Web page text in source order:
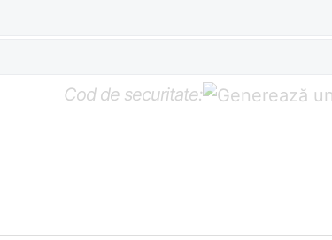
Cod de securitate: